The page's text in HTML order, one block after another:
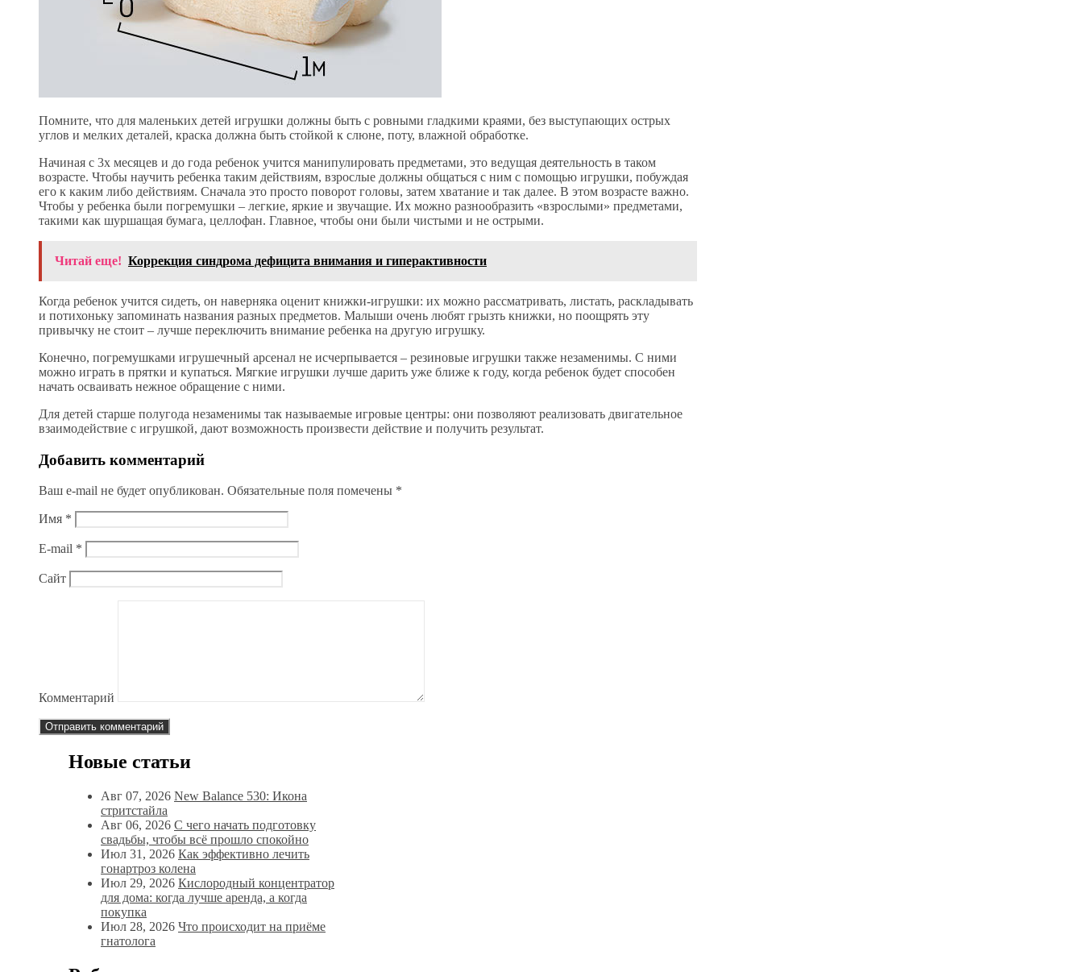
Помните, что для маленьких детей игрушки должны быть с ровными гладкими краями, без выступающих острых
углов и мелких деталей, краска должна быть стойкой к слюне, поту, влажной обработке.
Начиная с 3х месяцев и до года ребенок учится манипулировать предметами, это ведущая деятельность в таком
возрасте. Чтобы научить ребенка таким действиям, взрослые должны общаться с ним с помощью игрушки, побуждая
его к каким либо действиям. Сначала это просто поворот головы, затем хватание и так далее. В этом возрасте важно.
Чтобы у ребенка были погремушки – легкие, яркие и звучащие. Их можно разнообразить «взрослыми» предметами,
такими как шуршащая бумага, целлофан. Главное, чтобы они были чистыми и не острыми.
Читай еще! Коррекция синдрома дефицита внимания и гиперактивности
Когда ребенок учится сидеть, он наверняка оценит книжки-игрушки: их можно рассматривать, листать, раскладывать
и потихоньку запоминать названия разных предметов. Малыши очень любят грызть книжки, но поощрять эту
привычку не стоит – лучше переключить внимание ребенка на другую игрушку.
Конечно, погремушками игрушечный арсенал не исчерпывается – резиновые игрушки также незаменимы. С ними
можно играть в прятки и купаться. Мягкие игрушки лучше дарить уже ближе к году, когда ребенок будет способен
начать осваивать нежное обращение с ними.
Для детей старше полугода незаменимы так называемые игровые центры: они позволяют реализовать двигательное
взаимодействие с игрушкой, дают возможность произвести действие и получить результат.
Добавить комментарий
Ваш e-mail не будет опубликован. Обязательные поля помечены *
Имя *
E-mail *
Сайт
Комментарий
Новые статьи
Авг 07, 2026 New Balance 530: Икона
стритстайла
Авг 06, 2026 С чего начать подготовку
свадьбы, чтобы всё прошло спокойно
Июл 31, 2026 Как эффективно лечить
гонартроз колена
Июл 29, 2026 Кислородный концентратор
для дома: когда лучше аренда, а когда
покупка
Июл 28, 2026 Что происходит на приёме
гнатолога